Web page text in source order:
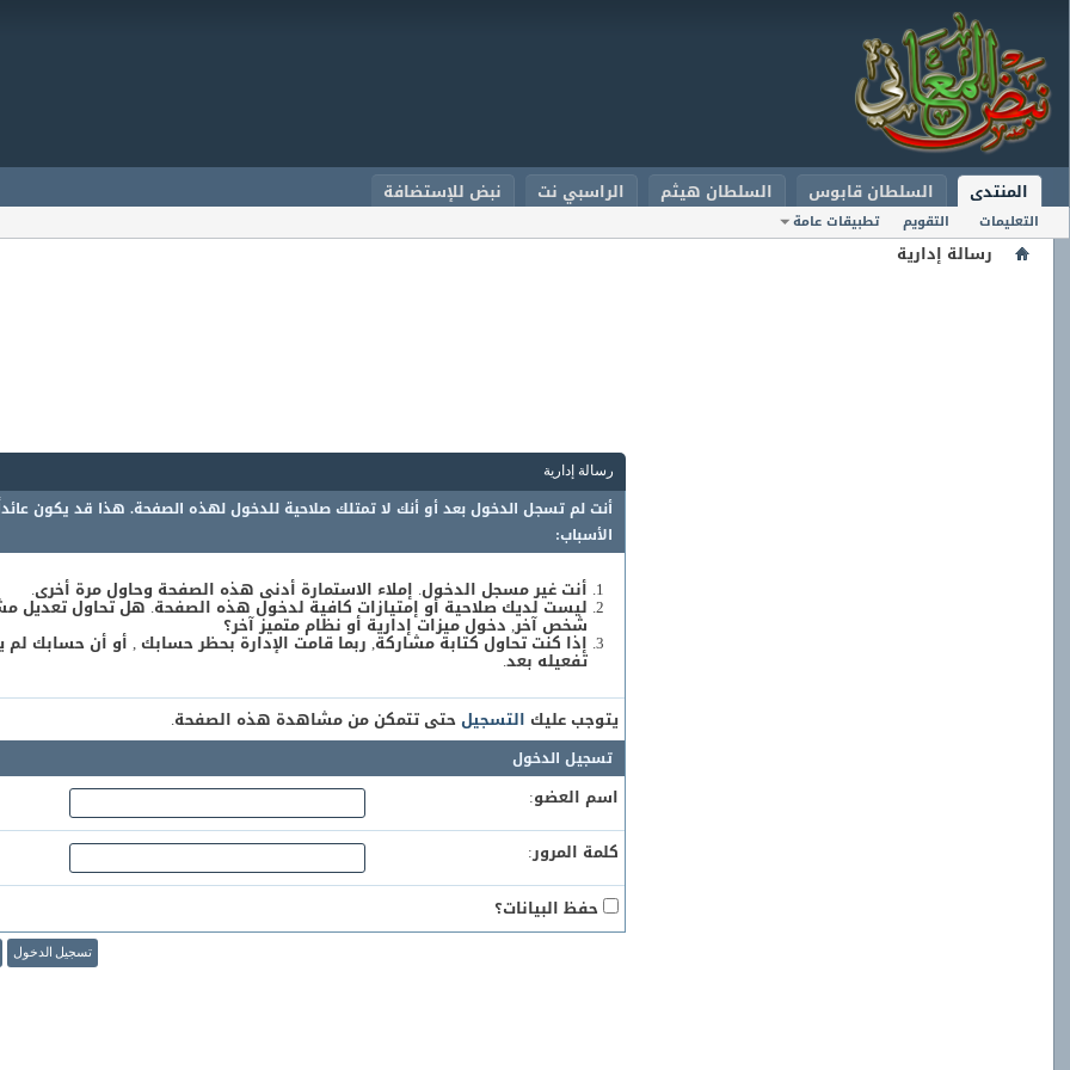
المنتدى
التعليمات التقويم تطبيقات عامة
السلطان قابوس السلطان هيثم الراسبي نت نبض للإستضافة
رسالة إدارية
رسالة إدارية
أنت لم تسجل الدخول بعد أو أنك لا تمتلك صلاحية للدخول لهذه الصفحة. هذا قد يكون
الأسباب:
أنت غير مسجل الدخول. إملاء الاستمارة أدنى هذه الصفحة وحاول مرة أخرى.
ليست لديك صلاحية أو إمتيازات كافية لدخول هذه الصفحة. هل تحاول تعديل
شخص آخر, دخول ميزات إدارية أو نظام متميز آخر؟
إذا كنت تحاول كتابة مشاركة, ربما قامت الإدارة بحظر حسابك , أو أن حسابك لم
تفعيله بعد.
يتوجب عليك التسجيلحتى تتمكن من مشاهدة هذه الصفحة.
تسجيل الدخول
اسم العضو:
كلمة المرور:
حفظ البيانات؟